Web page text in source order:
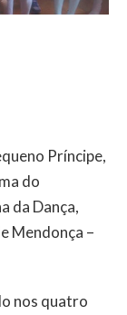
Príncipe,
do
da Dança,
Mendonça –
nos quatro